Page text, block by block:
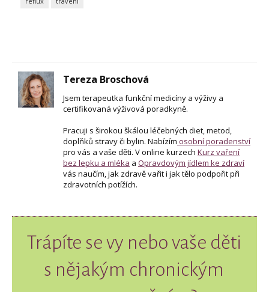
Tereza Broschová
Jsem terapeutka funkční medicíny a výživy a
certifikovaná výživová poradkyně.
Pracuji s širokou škálou léčebných diet, metod,
doplňků stravy či bylin. Nabízím osobní poradenství
pro vás a vaše děti. V online kurzech Kurz vaření
bez lepku a mléka a Opravdovým jídlem ke zdraví
vás naučím, jak zdravě vařit i jak tělo podpořit při
zdravotních potížích.
Trápíte se vy nebo vaše děti
s nějakým chronickým